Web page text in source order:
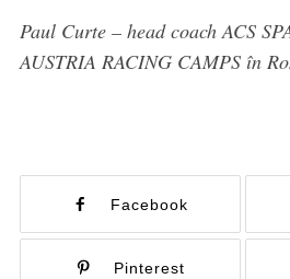
Paul Curte – head coach ACS
AUSTRIA RACING CAMPS în
Facebook
Pinterest